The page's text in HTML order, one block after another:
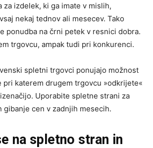
za izdelek, ki ga imate v mislih,
nekaj tednov ali mesecev. Tako
ponudba na črni petek v resnici dobra.
trgovcu, ampak tudi pri konkurenci.
spletni trgovci ponujajo možnost
pri katerem drugem trgovcu »odkrijete«
Uporabite spletne strani za
gibanje cen v zadnjih mesecih.
na spletno stran in